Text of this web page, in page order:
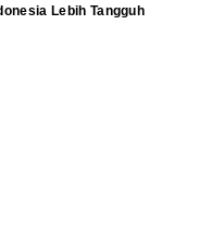
Lebih Tangguh